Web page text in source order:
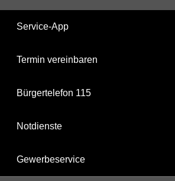
Service-App
Termin vereinbaren
Bürgertelefon 115
Notdienste
Gewerbeservice